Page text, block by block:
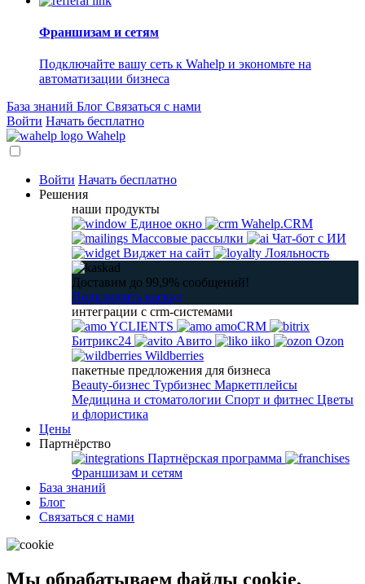
Франшизам и сетям
Подключайте вашу сеть к Wahelp и экономьте на
автоматизации бизнеса
База знаний Блог Связаться с нами
Войти Начать бесплатно
Wahelp
Войти Начать бесплатно
Решения
наши продукты
Единое окно
Wahelp.CRM
Массовые рассылки
Чат-бот с ИИ
Виджет на сайт
Лояльность
Доставим до 99,9% сообщений!
Подключить каскад
интеграции с crm-системами
YCLIENTS
amoCRM
Битрикс24
Авито iiko
Ozon
Wildberries
пакетные предложения для бизнеса
Beauty-бизнес Турбизнес Маркетплейсы
Медицина и стоматологии Спорт и фитнес Цветы
и флористика
Цены
Партнёрство
Партнёрская программа
Франшизам и сетям
База знаний
Блог
Связаться с нами
Мы обрабатываем файлы cookie,